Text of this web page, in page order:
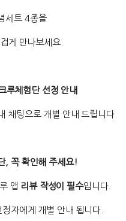
세트 4종을
게 만나보세요.
루체험단 선정 안내
채팅으로 개별 안내 드립니다.
, 꼭 확인해 주세요!
앱 리뷰 작성이 필수입니다.
자에게 개별 안내 됩니다.